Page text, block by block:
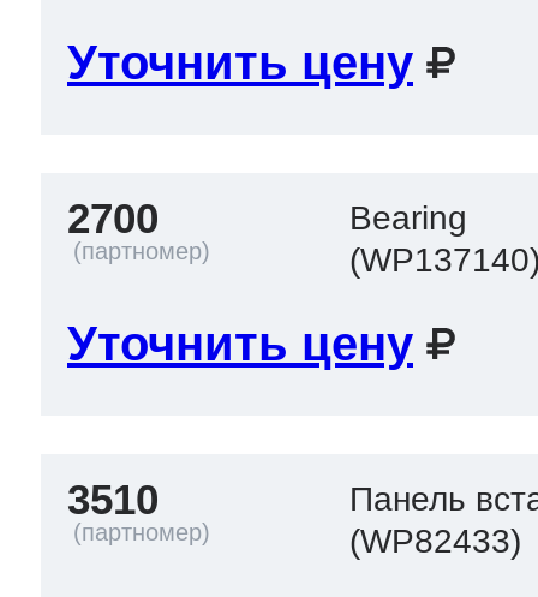
Уточнить цену
2700
Bearing
Уточнить цену
3510
Панель
(WP82433)